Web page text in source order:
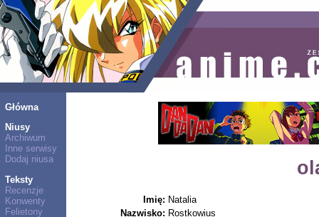
Główna
Niusy
Archiwum
Inne serwisy
Dodaj niusa
Teksty
Recenzje
Konwenty
Felietony
Imię: Natalia
Nazwisko: Rostkowius